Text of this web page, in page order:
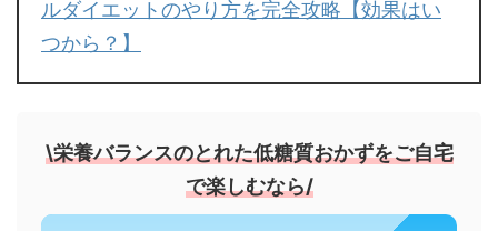
ルダイエットのやり方を完全攻略【効果はい
つから？】
\栄養バランスのとれた低糖質おかずをご自宅
で楽しむなら/